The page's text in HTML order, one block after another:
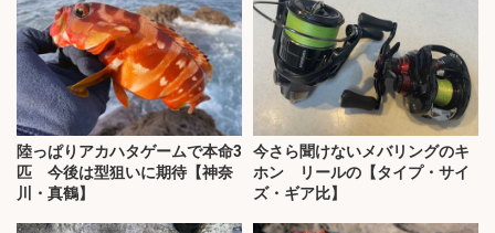
陸っぱりアカハタゲームで本命3
匹 今後は型狙いに期待【神奈
川・真鶴】
今さら聞けないメバリングのキ
ホン リールの【タイプ・サイ
ズ・ギア比】